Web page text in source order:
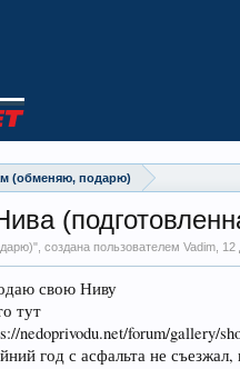
(обменяю, подарю)
", создана пользователем Vadim, 12
свою Ниву
тут
nedoprivodu.net/forum/gallery/
год с асфальта не